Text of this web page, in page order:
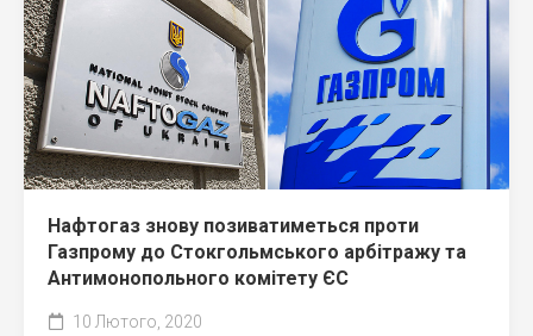
Нафтогаз знову позиватиметься проти
Газпрому до Стокгольмського арбітражу та
Антимонопольного комітету ЄС
10 Лютого, 2020